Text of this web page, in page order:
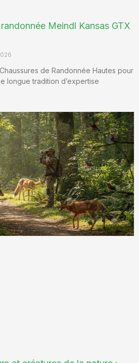
Meindl Kansas GTX
de Randonnée Hautes pour
longue tradition d’expertise